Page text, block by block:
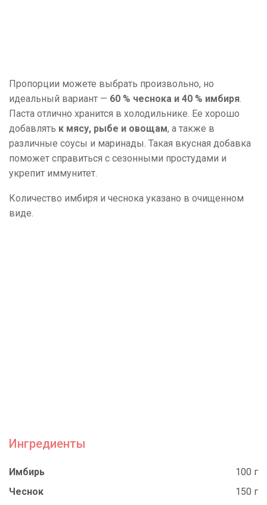
Пропорции можете выбрать произвольно, но
идеальный вариант — 60 % чеснока и 40 % имбиря.
Паста отлично хранится в холодильнике. Ее хорошо
добавлять к мясу, рыбе и овощам, а также в
различные соусы и маринады. Такая вкусная добавка
поможет справиться с сезонными простудами и
укрепит иммунитет.
Количество имбиря и чеснока указано в очищенном
виде.
Ингредиенты
Имбирь
100 г
Чеснок
150 г